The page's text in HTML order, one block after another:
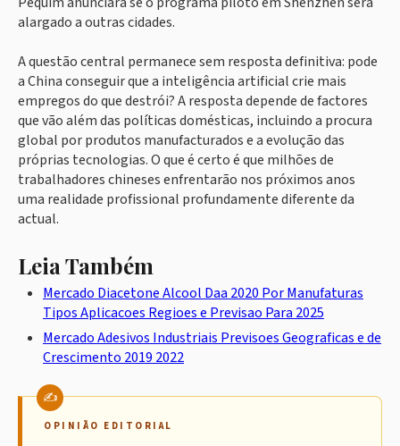
alargado a outras cidades.
A questão central permanece sem resposta definitiva: pode
a China conseguir que a inteligência artificial crie mais
empregos do que destrói? A resposta depende de factores
que vão além das políticas domésticas, incluindo a procura
global por produtos manufacturados e a evolução das
próprias tecnologias. O que é certo é que milhões de
trabalhadores chineses enfrentarão nos próximos anos
uma realidade profissional profundamente diferente da
actual.
Leia Também
Mercado Diacetone Alcool Daa 2020 Por Manufaturas
Tipos Aplicacoes Regioes e Previsao Para 2025
Mercado Adesivos Industriais Previsoes Geograficas e de
Crescimento 2019 2022
OPINIÃO EDITORIAL